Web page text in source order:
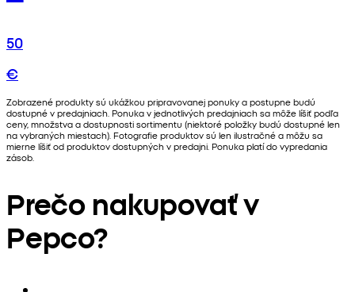
50
€
Zobrazené produkty sú ukážkou pripravovanej ponuky a postupne budú
dostupné v predajniach. Ponuka v jednotlivých predajniach sa môže líšiť podľa
ceny, množstva a dostupnosti sortimentu (niektoré položky budú dostupné len
na vybraných miestach). Fotografie produktov sú len ilustračné a môžu sa
mierne líšiť od produktov dostupných v predajni. Ponuka platí do vypredania
zásob.
Prečo nakupovať v
Pepco?